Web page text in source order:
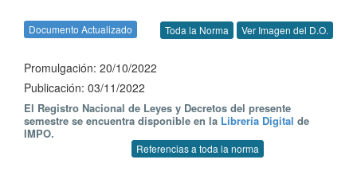
Documento Actualizado Toda la Norma Ver Imagen del D.O.
Promulgación: 20/10/2022
Publicación: 03/11/2022
El Registro Nacional de Leyes y Decretos del presente
semestre se encuentra disponible en la Librería Digital de
IMPO.
Referencias a toda la norma